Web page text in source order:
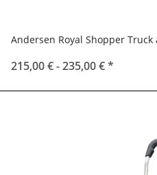
215,00 € -235,00 €*